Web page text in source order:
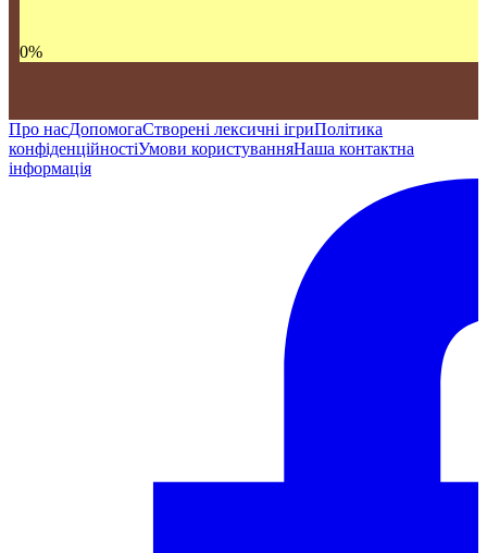
0%
Про насДопомогаСтворені лексичні ігриПолітика
конфіденційностіУмови користуванняНаша контактна
інформація